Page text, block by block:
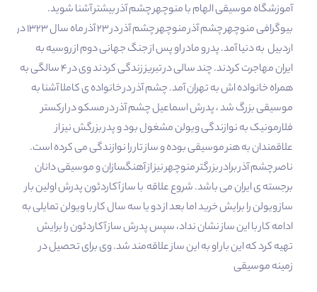
آموزشگاه موسیقی الهام با منوچهر چشم آذر بیشتر آشنا شوید.
بیوگرافی منوچهر چشم آذر منوچهر چشم آذر در ۲۳ آذر ماه سال ۱۳۲۳ در
اردبیل به دنیا آمد. پدر و مادر او پس از جنگ جهانی دوم از روسیه به
ایران مهاجرت کردند. چند سالی در تبریز زندگی کردند وی در ۴ سالگی به
همراه خانواده اش به تهران آمد. چشم آذر در خانواده ی کاملا آشنا به
موسیقی بزرگ شد ، پدرش اسماعیل چشم آذر در مسکو در ارکستر
فلارمونیک به نوازندگی ویولن مشغول بود و پدر بزرگش نیز از
علاقمندان به هنر موسیقی بوده و ساز تار را نوازندگی می کرده است.
ناصر چشم آذر برادر بزرگتر منوچهر نیز از آهنگسازان و موسیقی دانان
برجسته ی ایران می باشد. شروع علاقه با ساز آکاردئون پدرش اولین بار
ساز ویولن را برایش خرید اما بعد از دو یا سه سال کار با ویولن تمایلی به
ادامه کار با این ساز نشان نداد، سپس پدرش ساز آکاردئون را برایش
تهیه کرد که این بار او به این ساز علاقه‌مند شد. وی برای تحصیل در
زمینه موسیقی